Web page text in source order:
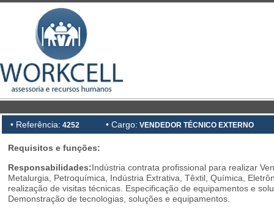
• Referência: 4252 • Cargo: VENDEDOR TÉCNICO EXTERNO
Requisitos e funções:
Responsabilidades:Indústria contrata profissional para realizar
Metalurgia, Petroquímica, Indústria Extrativa, Têxtil, Química,
realização de visitas técnicas. Especificação de equipamentos e
Demonstração de tecnologias, soluções e equipamentos.